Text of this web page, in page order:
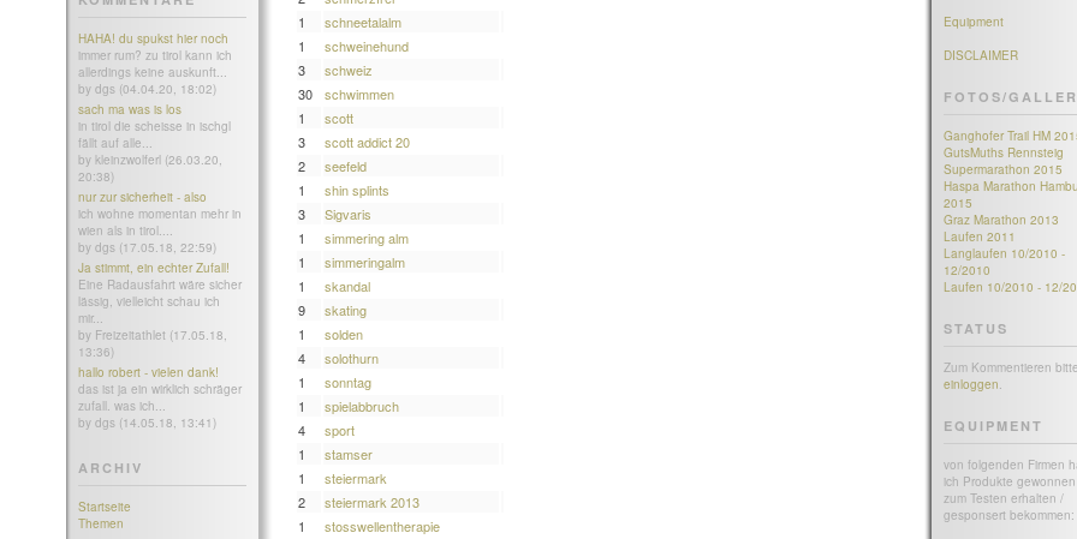
HAHA! du spukst hier noch
immer rum? zu tirol kann ich
allerdings keine auskunft...
by dgs (04.04.20, 18:02)
sach ma was is los
in tirol die scheisse in ischgl
fällt auf alle...
by kleinzwolferl (26.03.20,
20:38)
nur zur sicherheit - also
ich wohne momentan mehr in
wien als in tirol....
by dgs (17.05.18, 22:59)
Ja stimmt, ein echter Zufall!
Eine Radausfahrt wäre sicher
lässig, vielleicht schau ich
mir...
by Freizeitathlet (17.05.18,
13:36)
hallo robert - vielen dank!
das ist ja ein wirklich schräger
zufall. was ich...
by dgs (14.05.18, 13:41)
ARCHIV
Startseite
Themen
1
schneetalalm
1
schweinehund
3
schweiz
30
schwimmen
1
scott
3
scott addict 20
2
seefeld
1
shin splints
3
Sigvaris
1
simmering alm
1
simmeringalm
1
skandal
9
skating
1
solden
4
solothurn
1
sonntag
1
spielabbruch
4
sport
1
stamser
1
steiermark
2
steiermark 2013
1
stosswellentherapie
Equipment
DISCLAIMER
FOTOS/
Ganghofer Trail HM
GutsMuths Rennsteig
Supermarathon 2015
Haspa Marathon
2015
Graz Marathon 2013
Laufen 2011
Langlaufen 10/2010 -
12/2010
Laufen 10/2010 - 12/
STATUS
Zum Kommentieren bitte
einloggen.
EQUIPMENT
von folgenden Firmen
ich Produkte
zum Testen erhalten /
gesponsert bekommen: